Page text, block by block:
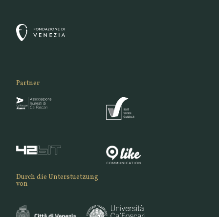
Partner
Durch die Unterstuetzung
von